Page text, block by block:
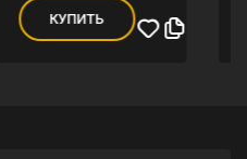
КУПИТЬ